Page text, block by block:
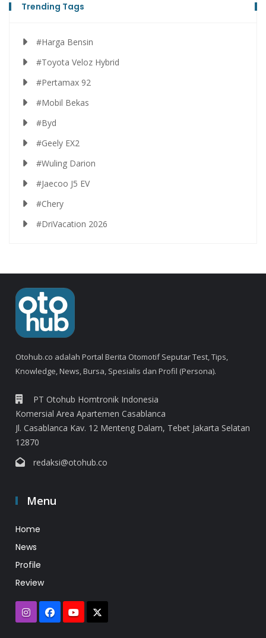
Trending Tags
#Harga Bensin
#Toyota Veloz Hybrid
#Pertamax 92
#Mobil Bekas
#Byd
#Geely EX2
#Wuling Darion
#Jaecoo J5 EV
#Chery
#DriVacation 2026
Otohub.co adalah Portal Berita Otomotif Seputar Test, Tips,
Knowledge, News, Bursa, Spesialis dan Profil (Persona).
PT Otohub Homtronik Indonesia
Komersial Area Apartemen Casablanca
Jl. Casablanca Kav. 12 Menteng Dalam, Tebet Jakarta Selatan
12870
redaksi@otohub.co
Menu
Home
News
Profile
Review